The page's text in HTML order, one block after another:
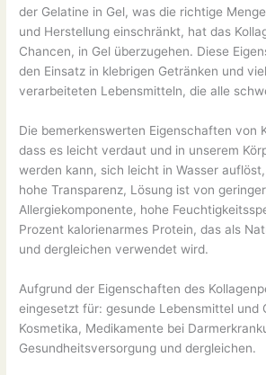
der Gelatine in Gel, was die richtige
und Herstellung einschränkt, hat das
Chancen, in Gel überzugehen. Diese
den Einsatz in klebrigen Getränken und
verarbeiteten Lebensmitteln, die alle
Die bemerkenswerten Eigenschaften von
dass es leicht verdaut und in unserem
werden kann, sich leicht in Wasser
hohe Transparenz, Lösung ist von
Allergiekomponente, hohe
Prozent kalorienarmes Protein, das als
und dergleichen verwendet wird.
Aufgrund der Eigenschaften des
eingesetzt für: gesunde Lebensmittel und
Kosmetika, Medikamente bei
Gesundheitsversorgung und dergleichen.